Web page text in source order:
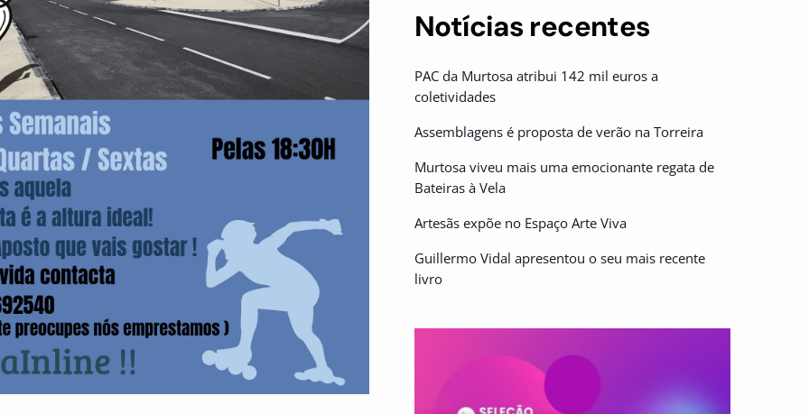
Notícias recentes
PAC da Murtosa atribui 142 mil euros a
coletividades
Assemblagens é proposta de verão na Torreira
Murtosa viveu mais uma emocionante regata de
Bateiras à Vela
Artesãs expõe no Espaço Arte Viva
Guillermo Vidal apresentou o seu mais recente
livro